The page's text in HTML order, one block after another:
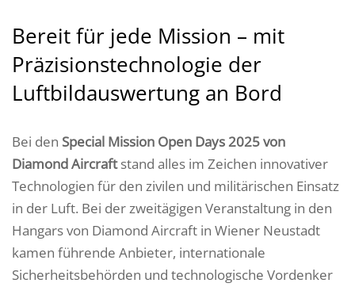
Bereit für jede Mission – mit
Präzisionstechnologie der
Luftbildauswertung an Bord
Bei den Special Mission Open Days 2025 von
Diamond Aircraftstand alles im Zeichen innovativer
Technologien für den zivilen und militärischen Einsatz
in der Luft. Bei der zweitägigen Veranstaltung in den
Hangars von Diamond Aircraft in Wiener Neustadt
kamen führende Anbieter, internationale
Sicherheitsbehörden und technologische Vordenker